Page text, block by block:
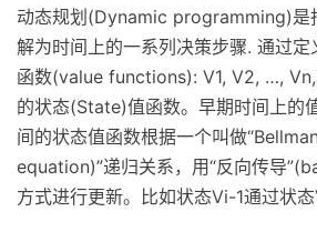
动态规划(Dynamic programming)是
解为时间上的一系列决策步骤. 通过定
函数(value functions): V1, V2, …,
的状态(State)值函数。早期时间上的
间的状态值函数根据一个叫做
equation)”递归关系，用“反向传导
方式进行更新。比如状态Vi-1通过状态